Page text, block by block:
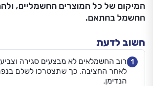
המיקום של כל המוצרים החשמליים,
החשמל בהתאם.
חשוב לדעת
1 רוב החשמלאים לא מבצעים סגירה
לאחר החציבה, כך שתצטרכו לשלם
הנדימן.